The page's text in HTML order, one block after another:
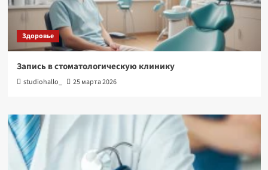
Здоровье
Запись в стоматологическую клинику
studiohallo_ 25 марта 2026